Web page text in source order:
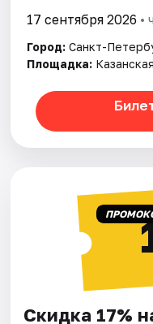
17 сентября 2026 •
Город: Санкт-
Площадка:
Скидка 17%